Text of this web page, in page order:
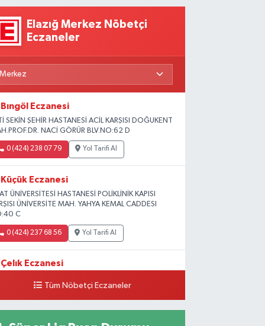
Elazığ Merkez Nöbetçi
Eczaneler
Bıngöl Eczanesi
SEKİN ŞEHİR HASTANESİ ACİL KARŞISI DOĞUKENT
NACİ GÖRÜR BLV.NO:62 D
0 (424) 238 07 79 Yol Tarifi Al
Küçük Eczanesi
ÜNİVERSİTESİ HASTANESİ POLİKLİNİK KAPISI
ÜNİVERSİTE MAH. YAHYA KEMAL CADDESI
C
0 (424) 237 68 56 Yol Tarifi Al
Çelık Eczanesi
19730 SOK. NO:6 ATüm Nöbetçi Eczaneler